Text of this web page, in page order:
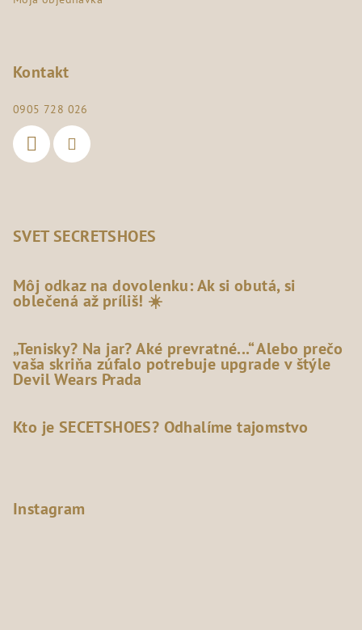
Kontakt
0905 728 026
SVET SECRETSHOES
Môj odkaz na dovolenku: Ak si obutá, si
oblečená až príliš! ☀️
„Tenisky? Na jar? Aké prevratné...“ Alebo prečo
vaša skriňa zúfalo potrebuje upgrade v štýle
Devil Wears Prada
Kto je SECETSHOES? Odhalíme tajomstvo
Instagram